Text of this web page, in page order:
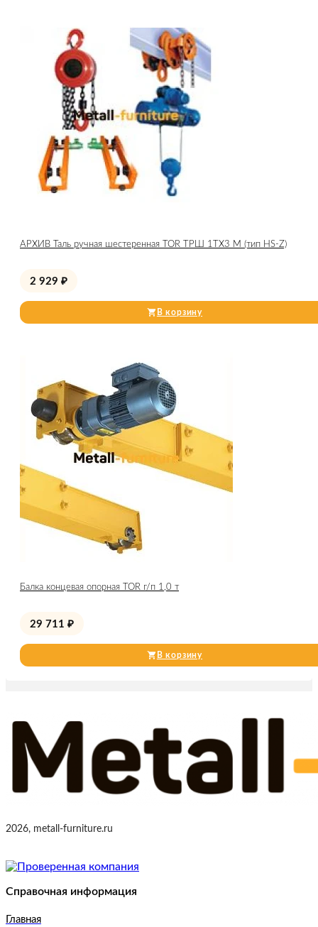
АРХИВ Таль ручная шестеренная TOR ТРШ 1ТХ3 М (тип HS-Z)
2 929 ₽
В корзину
Балка концевая опорная TOR г/п 1,0 т
29 711 ₽
В корзину
2026, metall-furniture.ru
Справочная информация
Главная